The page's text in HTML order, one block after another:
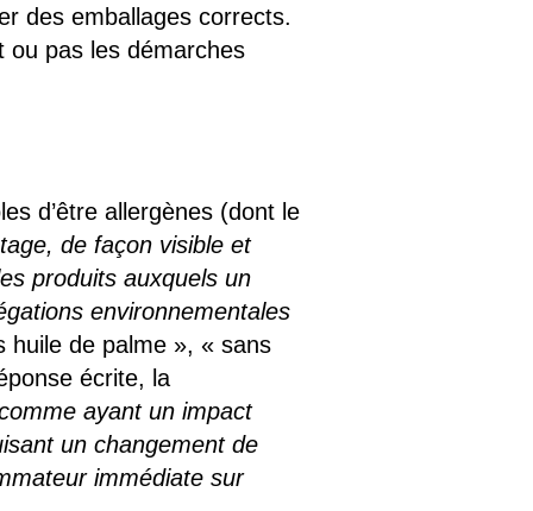
des emballages corrects.
ou pas les démarches
d’être allergènes (dont le
de façon visible et
produits auxquels un
environnementales
huile de palme », « sans
écrite, la
ayant un impact
un changement de
immédiate sur